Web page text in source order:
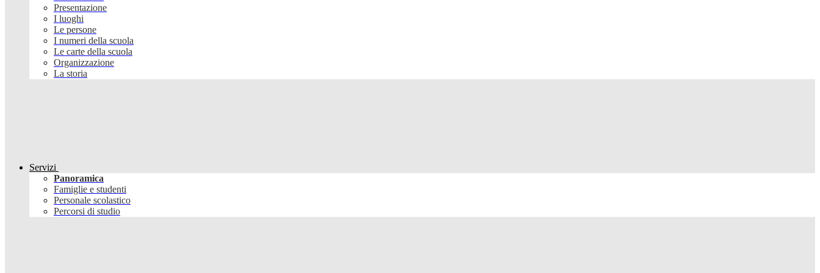
Presentazione
I luoghi
Le persone
I numeri della scuola
Le carte della scuola
Organizzazione
La storia
Servizi
Panoramica
Famiglie e studenti
Personale scolastico
Percorsi di studio